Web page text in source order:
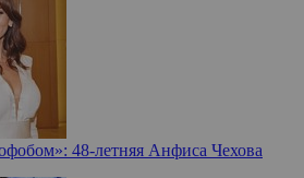
48-летняя Анфиса Чехова